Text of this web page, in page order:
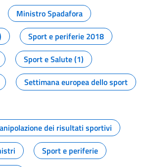
Ministro Spadafora
Sport e periferie 2018
Sport e Salute (1)
Settimana europea dello sport
dei risultati sportivi
Sport e periferie